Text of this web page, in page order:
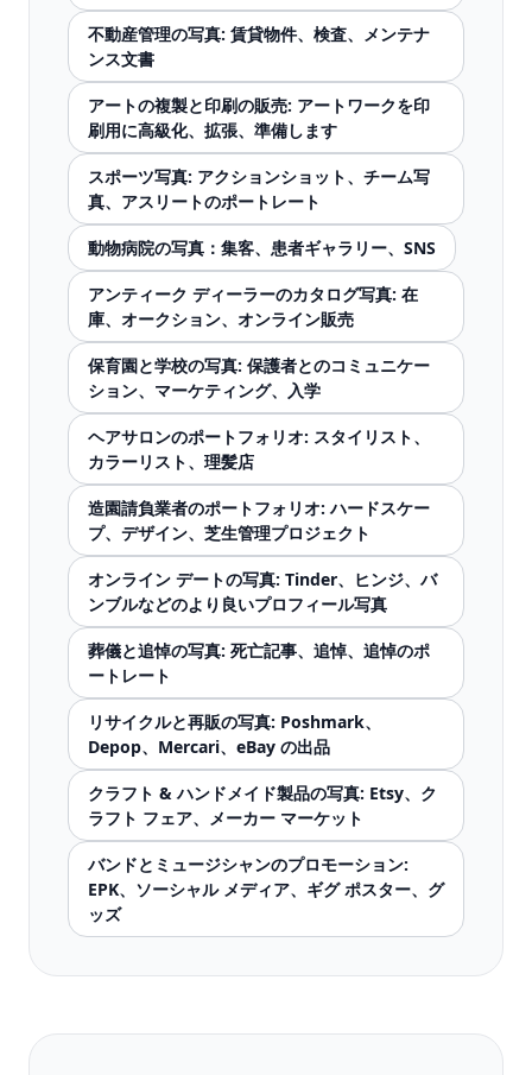
不動産管理の写真: 賃貸物件、検査、メンテナ
ンス文書
アートの複製と印刷の販売: アートワークを印
刷用に高級化、拡張、準備します
スポーツ写真: アクションショット、チーム写
真、アスリートのポートレート
動物病院の写真：集客、患者ギャラリー、SNS
アンティーク ディーラーのカタログ写真: 在
庫、オークション、オンライン販売
保育園と学校の写真: 保護者とのコミュニケー
ション、マーケティング、入学
ヘアサロンのポートフォリオ: スタイリスト、
カラーリスト、理髪店
造園請負業者のポートフォリオ: ハードスケー
プ、デザイン、芝生管理プロジェクト
オンライン デートの写真: Tinder、ヒンジ、バ
ンブルなどのより良いプロフィール写真
葬儀と追悼の写真: 死亡記事、追悼、追悼のポ
ートレート
リサイクルと再販の写真: Poshmark、
Depop、Mercari、eBay の出品
クラフト & ハンドメイド製品の写真: Etsy、ク
ラフト フェア、メーカー マーケット
バンドとミュージシャンのプロモーション:
EPK、ソーシャル メディア、ギグ ポスター、グ
ッズ